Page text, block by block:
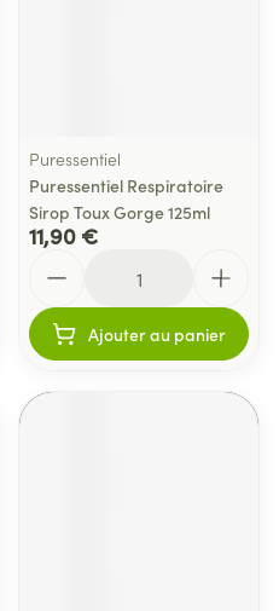
Puressentiel
Puressentiel Respiratoire
Sirop Toux Gorge 125ml
11,90 €
Ajouter au panier